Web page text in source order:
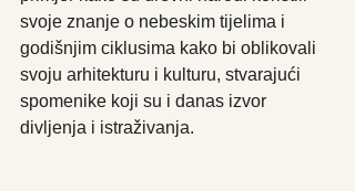
svoje znanje o nebeskim tijelima i
godišnjim ciklusima kako bi oblikovali
svoju arhitekturu i kulturu, stvarajući
spomenike koji su i danas izvor
divljenja i istraživanja.